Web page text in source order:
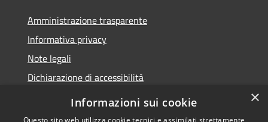
Amministrazione trasparente
Informativa privacy
Note legali
Dichiarazione di accessibilità
×
Informazioni sui cookie
Questo sito web utilizza cookie tecnici e assimilati strettamente